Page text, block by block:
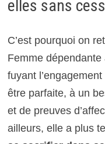
elles sans
C’est pourquoi on
Femme dépendante
fuyant
être parfaite, à un
et de preuves
ailleurs, elle a plus